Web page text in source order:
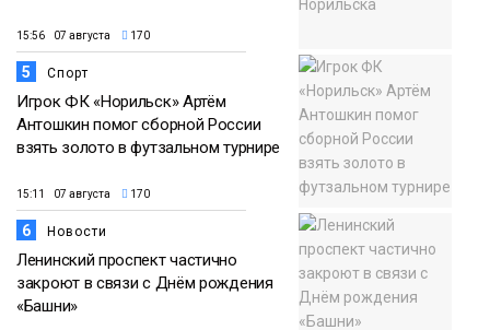
15:56 07 августа 170
5 Спорт
Игрок ФК «Норильск» Артём
Антошкин помог сборной России
взять золото в футзальном турнире
15:11 07 августа 170
6 Новости
Ленинский проспект частично
закроют в связи с Днём рождения
«Башни»